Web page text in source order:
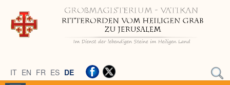
IT EN FR ES DE